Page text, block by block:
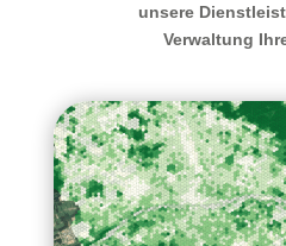
unsere
Verwaltung